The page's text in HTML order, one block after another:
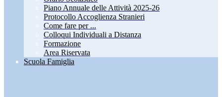
Piano Annuale delle Attività 2025-26
Protocollo Accoglienza Stranieri
Come fare per ...
Colloqui Individuali a Distanza
Formazione
Area Riservata
Scuola Famiglia